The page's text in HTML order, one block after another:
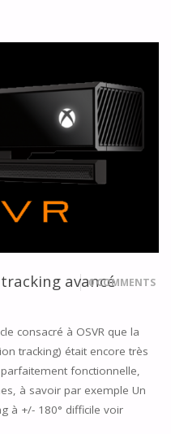
avancé
0 COMMENTS
consacré à OSVR que la
tracking) était encore très
fonctionnelle,
à savoir par exemple Un
à +/- 180° difficile voir